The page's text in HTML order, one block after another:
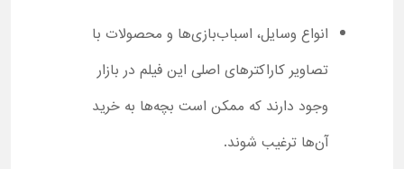
انواع وسایل، اسباب‌بازی‌ها و محصولات با
تصاویر کاراکترهای اصلی این فیلم در بازار
وجود دارند که ممکن است بچه‌ها به خرید
آن‌ها ترغیب شوند.